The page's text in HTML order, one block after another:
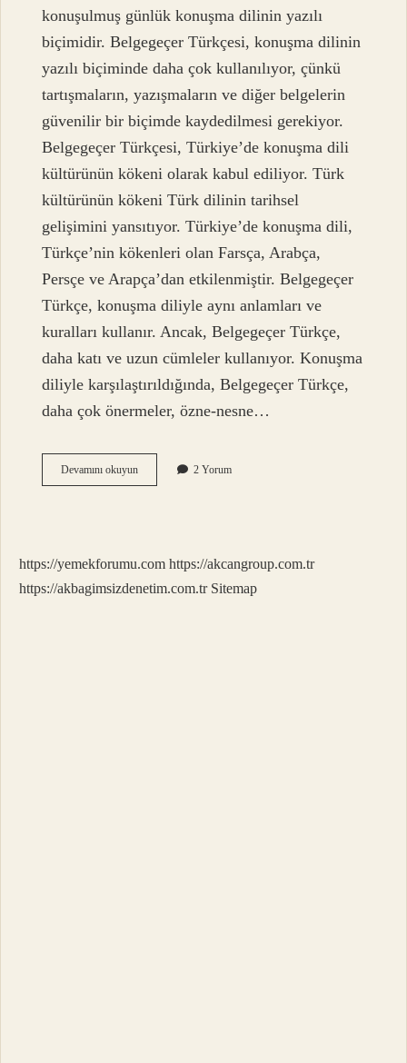
konuşulmuş günlük konuşma dilinin yazılı
biçimidir. Belgegeçer Türkçesi, konuşma dilinin
yazılı biçiminde daha çok kullanılıyor, çünkü
tartışmaların, yazışmaların ve diğer belgelerin
güvenilir bir biçimde kaydedilmesi gerekiyor.
Belgegeçer Türkçesi, Türkiye’de konuşma dili
kültürünün kökeni olarak kabul ediliyor. Türk
kültürünün kökeni Türk dilinin tarihsel
gelişimini yansıtıyor. Türkiye’de konuşma dili,
Türkçe’nin kökenleri olan Farsça, Arabça,
Persçe ve Arapça’dan etkilenmiştir. Belgegeçer
Türkçe, konuşma diliyle aynı anlamları ve
kuralları kullanır. Ancak, Belgegeçer Türkçe,
daha katı ve uzun cümleler kullanıyor. Konuşma
diliyle karşılaştırıldığında, Belgegeçer Türkçe,
daha çok önermeler, özne-nesne…
Devamını okuyunBelgegeçer
Türkçesi
2 Yorum
https://yemekforumu.com https://akcangroup.com.tr
https://akbagimsizdenetim.com.tr Sitemap